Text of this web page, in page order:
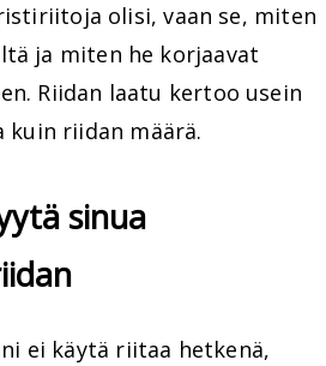
olisi, vaan se, miten
ja miten he korjaavat
Riidan laatu kertoo usein
kuin riidan määrä.
sinua
ei käytä riitaa hetkenä,